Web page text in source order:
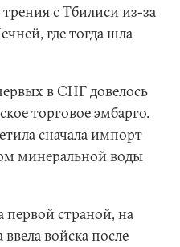
с Тбилиси из-за
где тогда шла
в СНГ довелось
торговое эмбарго.
сначала импорт
минеральной воды
первой страной, на
войска после